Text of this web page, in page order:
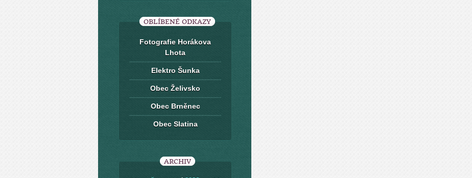
OBLÍBENÉ ODKAZY
Fotografie Horákova
Lhota
Elektro Šunka
Obec Želivsko
Obec Brněnec
Obec Slatina
ARCHIV